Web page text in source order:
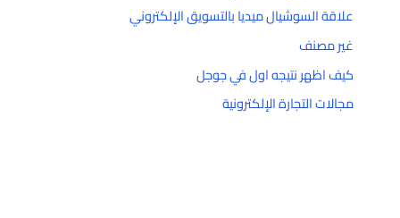
علاقة السوشيال ميديا بالتسويق الإلكتروني
غير مصنف
كيف اظهر نتيجه اول في جوجل
مجالات التجارة الإلكترونية